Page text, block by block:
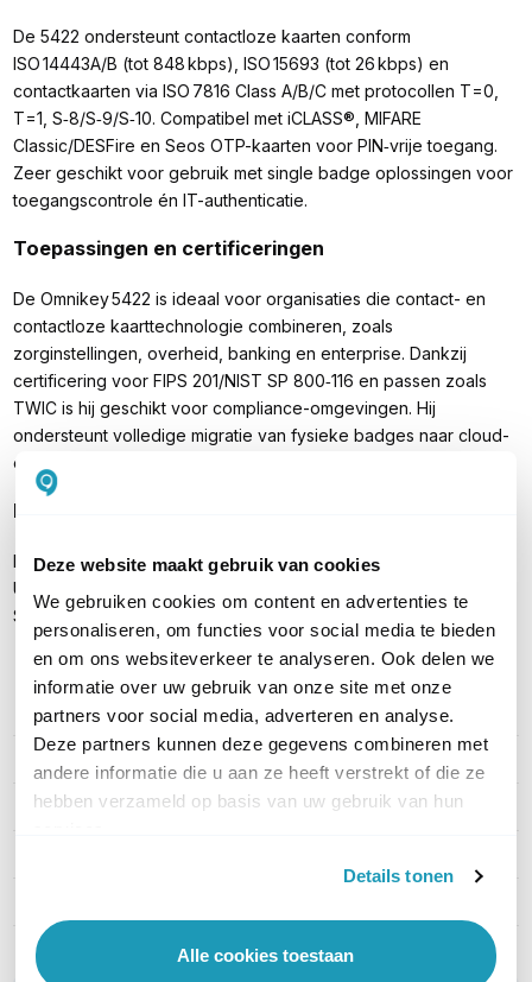
Deze website maakt gebruik van cookies
We gebruiken cookies om content en advertenties te
personaliseren, om functies voor social media te bieden
en om ons websiteverkeer te analyseren. Ook delen we
informatie over uw gebruik van onze site met onze
partners voor social media, adverteren en analyse.
Deze partners kunnen deze gegevens combineren met
andere informatie die u aan ze heeft verstrekt of die ze
hebben verzameld op basis van uw gebruik van hun
Details tonen
Alle cookies toestaan
De 5422 ondersteunt contactloze kaarten conform
ISO 14443A/B (tot 848 kbps), ISO 15693 (tot 26 kbps) en
contactkaarten via ISO 7816 Class A/B/C met protocollen T=0,
T=1, S‑8/S‑9/S‑10. Compatibel met iCLASS®, MIFARE
Classic/DESFire en Seos OTP-kaarten voor PIN‑vrije toegang.
Zeer geschikt voor gebruik met single badge oplossingen voor
toegangscontrole én IT-authenticatie.
Toepassingen en certificeringen
De Omnikey 5422 is ideaal voor organisaties die contact- en
contactloze kaarttechnologie combineren, zoals
zorginstellingen, overheid, banking en enterprise. Dankzij
certificering voor FIPS 201/NIST SP 800‑116 en passen zoals
TWIC is hij geschikt voor compliance-omgevingen. Hij
ondersteunt volledige migratie van fysieke badges naar cloud-
en netwerkautorisatie.
Inhoud verpakking
HID Omnikey 5422 Dual Interface Reader (model R54220301)
USB‑A kabel (~150 cm)
Snelstartgids / datasheet (digitaal)
PRODUCT DETAILS
HID
Artikelnummer R54220301